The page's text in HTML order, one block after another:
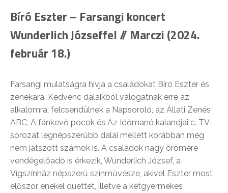
Bíró Eszter – Farsangi koncert
Wunderlich Józseffel // Marczi (2024.
február 18.)
Farsangi mulatságra hívja a családokat Bíró Eszter és
zenekara. Kedvenc dalaikból válogatnak erre az
alkalomra, felcsendülnek a Napsoroló, az Állati Zenés
ABC, A fánkevő pocok és Az Időmanó kalandjai c. TV-
sorozat legnépszerűbb dalai mellett korábban még
nem játszott számok is. A családok nagy örömére
vendégelőadó is érkezik, Wunderlich József, a
Vígszínház népszerű színművésze, akivel Eszter most
először énekel duettet, illetve a kétgyermekes